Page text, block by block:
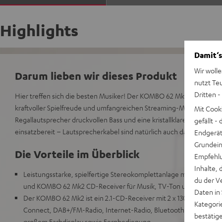
Highlights
Darum lieben wir dieses Produkt
Hier treffen sich die besten Musiker! Der KOMBO 62 Mk2 Stereo-
kraftvoller Spielfreude und umfangreichen Streaming-
Regallautsprecher druckvollen Bass und eine kristallklare Auflösung
einsatzbereit – Lautsprecherkabel sind natürlich auch dabei. So
Die Vorteile im Überblick
Leistungsstarke, spielfertige Stereokomplettanlage mit
und KOMBO 62 Mk2 CD-Receiver für Musik, TV-Ton und Games
Der KOMBO 62 Mk2 ist ein 2.1-CD-Receiver mit 2 x 130 Watt,
Connect, DAB+/FM-Radio, Internet-Radio, Bluetooth mit AAC,
Wir
nutzt
Dritten -
Mit
gefällt -
Inhalte,
du der
Daten in